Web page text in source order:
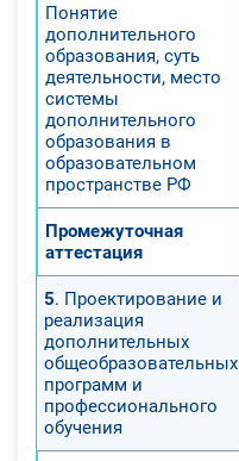
Понятие
дополнительного
образования, суть
деятельности, место
системы
дополнительного
образования в
образовательном
пространстве РФ
Промежуточная
аттестация
5. Проектирование и
реализация
дополнительных
общеобразовательных
программ и
профессионального
обучения